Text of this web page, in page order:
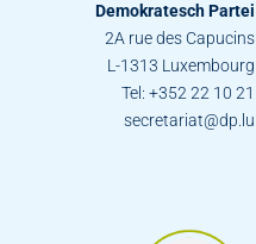
Demokratesch Partei
2A rue des Capucins
L-1313 Luxembourg
Tel: +352 22 10 21
secretariat@dp.lu